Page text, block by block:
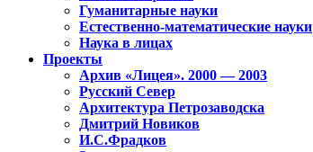
Гуманитарные науки
Естественно-математические науки
Наука в лицах
Проекты
Архив «Лицея». 2000 — 2003
Русский Север
Архитектура Петрозаводска
Дмитрий Новиков
И.С.Фрадков